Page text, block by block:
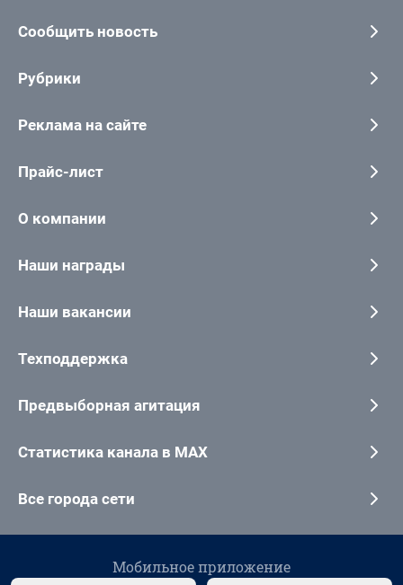
Сообщить новость
Рубрики
Реклама на сайте
Прайс-лист
О компании
Наши награды
Наши вакансии
Техподдержка
Предвыборная агитация
Статистика канала в MAX
Все города сети
Мобильное приложение